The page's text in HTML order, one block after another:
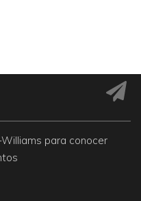
para conocer